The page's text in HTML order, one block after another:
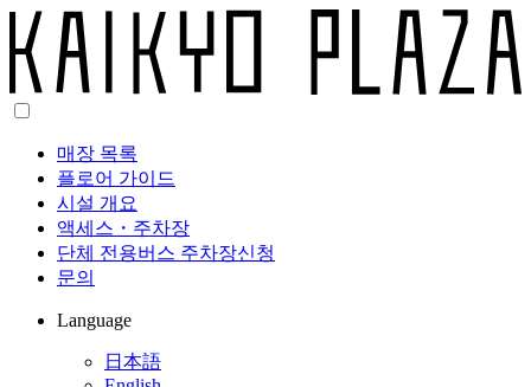
매장 목록
플로어 가이드
시설 개요
액세스・주차장
단체 전용버스 주차장신청
문의
Language
日本語